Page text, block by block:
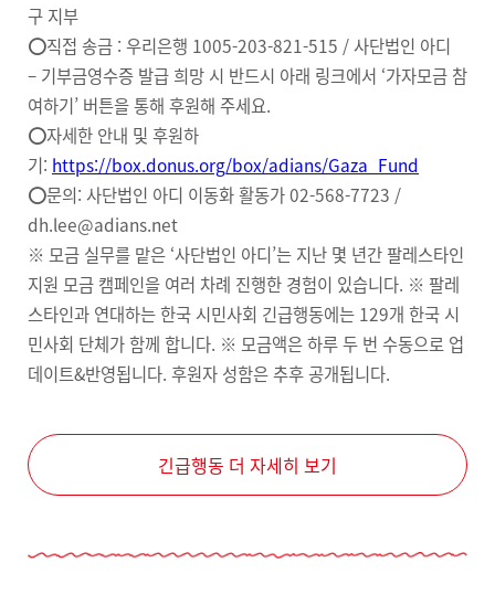
구 지부
⭕️직접 송금 : 우리은행 1005-203-821-515 / 사단법인 아디
– 기부금영수증 발급 희망 시 반드시 아래 링크에서 ‘가자모금 참
여하기’ 버튼을 통해 후원해 주세요.
⭕️자세한 안내 및 후원하
기: https://box.donus.org/box/adians/Gaza_Fund
⭕️문의: 사단법인 아디 이동화 활동가 02-568-7723 /
dh.lee@adians.net
※ 모금 실무를 맡은 ‘사단법인 아디’는 지난 몇 년간 팔레스타인
지원 모금 캠페인을 여러 차례 진행한 경험이 있습니다. ※ 팔레
스타인과 연대하는 한국 시민사회 긴급행동에는 129개 한국 시
민사회 단체가 함께 합니다. ※ 모금액은 하루 두 번 수동으로 업
데이트&반영됩니다. 후원자 성함은 추후 공개됩니다.
긴급행동 더 자세히 보기